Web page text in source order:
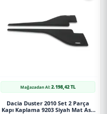
Mağazadan Al:2.198,42 TL
Dacia Duster 2010 Set 2 Parça
Kapı Kaplama 9203 Siyah Mat Asa